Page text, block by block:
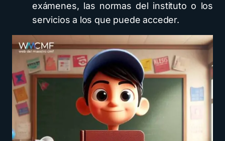
exámenes, las normas del instituto o los
servicios a los que puede acceder.